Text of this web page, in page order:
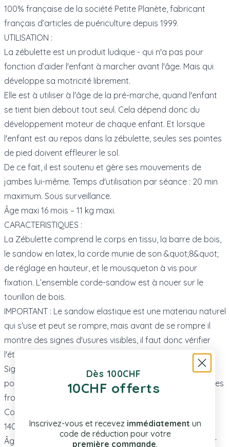
100% française de la société Petite Planète, fabricant
français d’articles de puériculture depuis 1999.
UTILISATION :
La zébulette est un produit ludique - qui n'a pas pour
fonction d’aider l'enfant à marcher avant l'âge. Mais qui
développe sa motricité librement.
Elle est à utiliser à l'âge de la pré-marche, quand l'enfant
se tient bien debout tout seul. Cela dépend donc du
développement moteur de chaque enfant. Et lorsque
l'enfant est au repos dans la zébulette, seules ses pointes
de pied doivent effleurer le sol.
De ce fait, il est soutenu et gère ses mouvements de
jambes lui-même. Temps d'utilisation par séance : 20 min
maximum. Sous surveillance.
Âge maxi 16 mois – 11 kg maxi.
CARACTERISTIQUES :
La Zébulette comprend le corps en tissu, la barre de bois,
le sandow en latex, la corde munie de son &quot;8&quot;
de réglage en hauteur, et le mousqueton à vis pour
fixation. L’ensemble corde-sandow est à nouer sur le
tourillon de bois.
IMPORTANT : Le sandow elastique est une materiau naturel
qui s'use et peut se rompre, mais avant de se rompre il
montre des signes d'usures visibles, il faut donc vérifier
l'état du sandow régulièrement.
Signes d'usure visibles du sandow élastique : la gaine en
polyéthylène qui protège les fils de latex est élimée par les
frottements sur le bois ;
Conforme aux exigences françaises de sécurité (NF-EN
14036)
Âge mini 5 mois – en fonction du développement moteur
Dès 100CHF
10CHF offerts
Inscrivez-vous et recevez immédiatement un
code de réduction pour votre
première commande.